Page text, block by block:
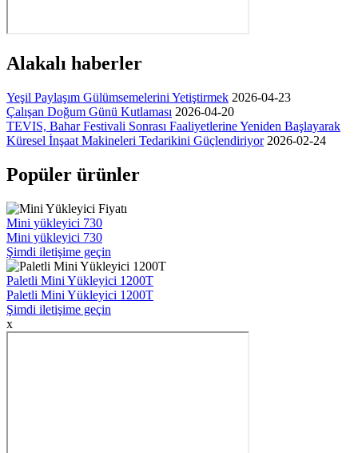
Alakalı haberler
Yeşil Paylaşım Gülümsemelerini Yetiştirmek 2026-04-23
Çalışan Doğum Günü Kutlaması 2026-04-20
TEVIS, Bahar Festivali Sonrası Faaliyetlerine Yeniden Başlayarak
Küresel İnşaat Makineleri Tedarikini Güçlendiriyor 2026-02-24
Popüler ürünler
Mini yükleyici 730
Mini yükleyici 730
Şimdi iletişime geçin
Paletli Mini Yükleyici 1200T
Paletli Mini Yükleyici 1200T
Şimdi iletişime geçin
x